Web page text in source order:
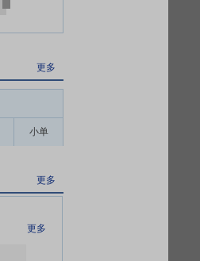
更多
小单
更多
更多